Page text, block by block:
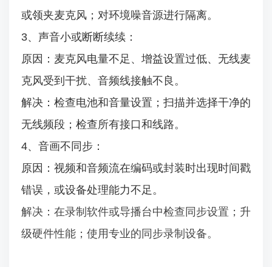
或领夹麦克风；对环境噪音源进行隔离。
3、声音小或断断续续：
原因：麦克风电量不足、增益设置过低、无线麦
克风受到干扰、音频线接触不良。
解决：检查电池和音量设置；扫描并选择干净的
无线频段；检查所有接口和线路。
4、音画不同步：
原因：视频和音频流在编码或封装时出现时间戳
错误，或设备处理能力不足。
解决：在录制软件或导播台中检查同步设置；升
级硬件性能；使用专业的同步录制设备。